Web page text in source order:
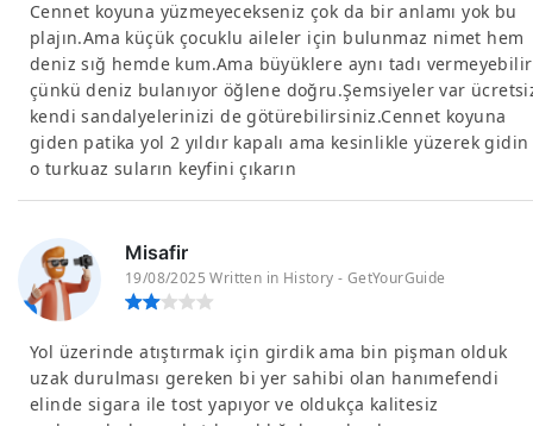
Cennet koyuna yüzmeyecekseniz çok da bir anlamı yok bu
plajın.Ama küçük çocuklu aileler için bulunmaz nimet hem
deniz sığ hemde kum.Ama büyüklere aynı tadı vermeyebilir
çünkü deniz bulanıyor öğlene doğru.Şemsiyeler var
kendi sandalyelerinizi de götürebilirsiniz.Cennet koyuna
giden patika yol 2 yıldır kapalı ama kesinlikle yüzerek gidin
o turkuaz suların keyfini çıkarın
Misafir
19/08/2025 Written in History - GetYourGuide
Yol üzerinde atıştırmak için girdik ama bin pişman olduk
uzak durulması gereken bi yer sahibi olan hanımefendi
elinde sigara ile tost yapıyor ve oldukça kalitesiz